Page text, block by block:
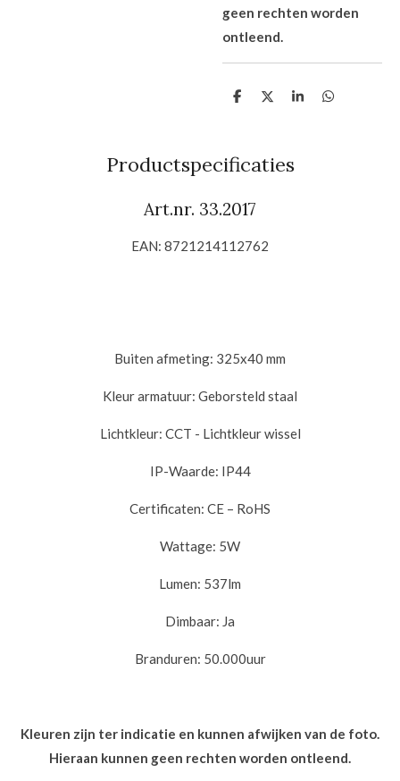
geen rechten worden
ontleend.
D
n
D
S
D
Productspecificaties
Art.nr. 33.2017
EAN: 8721214112762
Buiten afmeting: 325x40 mm
Kleur armatuur: Geborsteld staal
Lichtkleur: CCT - Lichtkleur wissel
IP-Waarde: IP44
Certificaten: CE – RoHS
Wattage: 5W
Lumen: 537lm
Dimbaar: Ja
Branduren: 50.000uur
Kleuren zijn ter indicatie en kunnen afwijken van de foto.
Hieraan kunnen geen rechten worden ontleend.